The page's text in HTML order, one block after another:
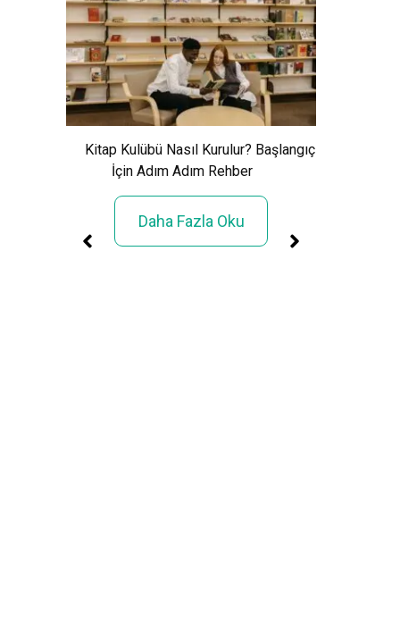
Kitap Kulübü Nasıl Kurulur? Başlangıç
İçin Adım Adım Rehber
Daha Fazla Oku